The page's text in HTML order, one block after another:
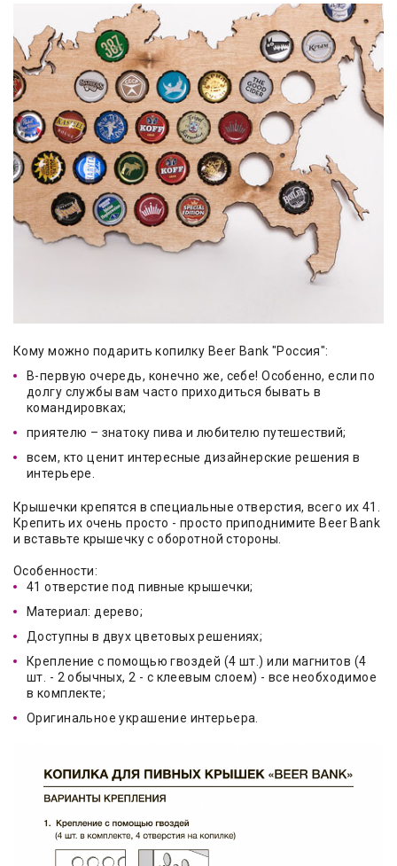
Кому можно подарить копилку Beer Bank "Россия":
В-первую очередь, конечно же, себе! Особенно, если по
долгу службы вам часто приходиться бывать в
командировках;
приятелю – знатоку пива и любителю путешествий;
всем, кто ценит интересные дизайнерские решения в
интерьере.
Крышечки крепятся в специальные отверстия, всего их 41.
Крепить их очень просто - просто приподнимите Beer Bank
и вставьте крышечку с оборотной стороны.
Особенности:
41 отверстие под пивные крышечки;
Материал: дерево;
Доступны в двух цветовых решениях;
Крепление с помощью гвоздей (4 шт.) или магнитов (4
шт. - 2 обычных, 2 - с клеевым слоем) - все необходимое
в комплекте;
Оригинальное украшение интерьера.